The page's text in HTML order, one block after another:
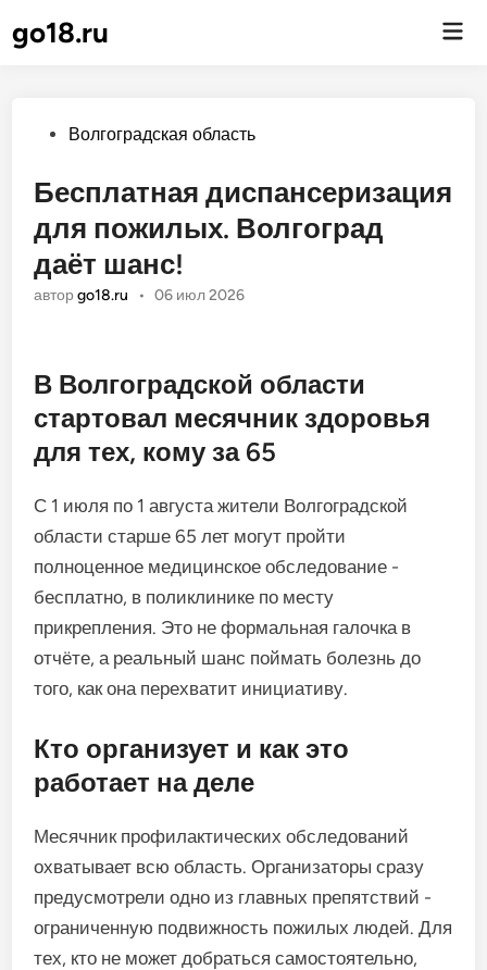
go18.ru
Опубликовано
Волгоградская область
Бесплатная диспансеризация
для пожилых. Волгоград
даёт шанс!
авторgo18.ru • 06 июл 2026
В Волгоградской области
стартовал месячник здоровья
для тех, кому за 65
С 1 июля по 1 августа жители Волгоградской
области старше 65 лет могут пройти
полноценное медицинское обследование -
бесплатно, в поликлинике по месту
прикрепления. Это не формальная галочка в
отчёте, а реальный шанс поймать болезнь до
того, как она перехватит инициативу.
Кто организует и как это
работает на деле
Месячник профилактических обследований
охватывает всю область. Организаторы сразу
предусмотрели одно из главных препятствий -
ограниченную подвижность пожилых людей. Для
тех, кто не может добраться самостоятельно,